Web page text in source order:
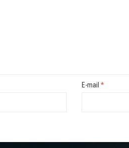
E-mail *